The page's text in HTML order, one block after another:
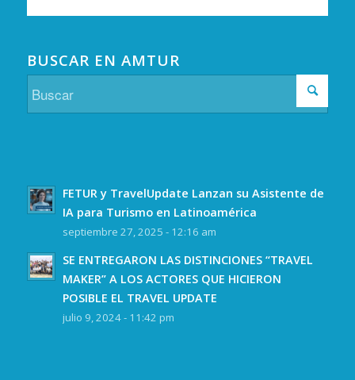
BUSCAR EN AMTUR
FETUR y TravelUpdate Lanzan su Asistente de
IA para Turismo en Latinoamérica
septiembre 27, 2025 - 12:16 am
SE ENTREGARON LAS DISTINCIONES “TRAVEL
MAKER” A LOS ACTORES QUE HICIERON
POSIBLE EL TRAVEL UPDATE
julio 9, 2024 - 11:42 pm